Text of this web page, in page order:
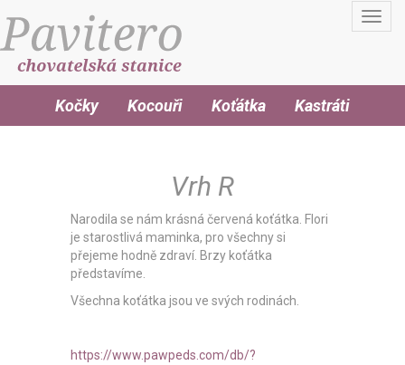
Kočky Kocouři Koťátka Kastráti
Vrh R
Narodila se nám krásná červená koťátka. Flori
je starostlivá maminka, pro všechny si
přejeme hodně zdraví. Brzy koťátka
představíme.
Všechna koťátka jsou ve svých rodinách.
https://www.pawpeds.com/db/?